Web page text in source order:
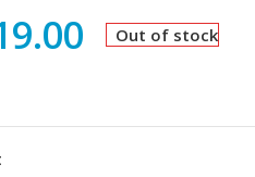
Out of stock